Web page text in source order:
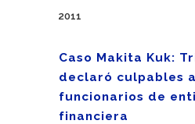
2011
Caso Makita Kuk:
declaró culpables
funcionarios de
financiera